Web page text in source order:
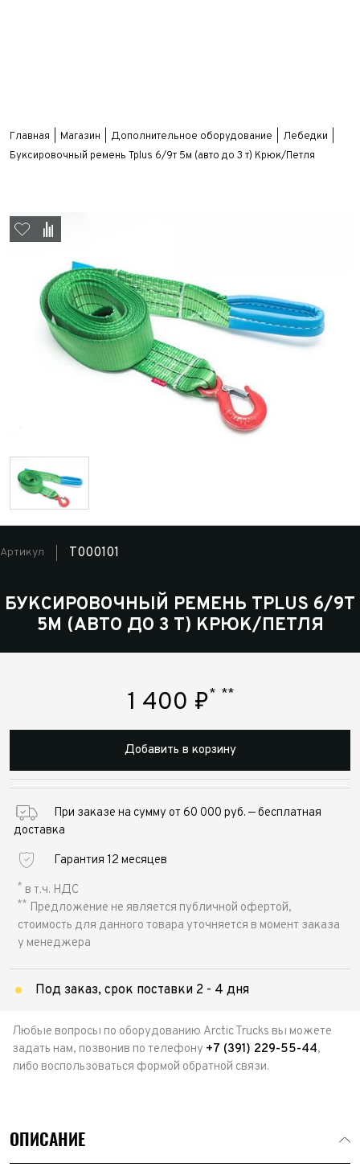
Главная Магазин Дополнительное оборудование
Лебедки
Буксировочный ремень Tplus 6/9т 5м (авто до 3 т) Крюк/Петля
Артикул T000101
БУКСИРОВОЧНЫЙ РЕМЕНЬ TPLUS 6/9Т
5М (АВТО ДО 3 Т) КРЮК/ПЕТЛЯ
1 400 ₽* **
Добавить в корзину
При заказе на сумму от 60 000 руб. — бесплатная
доставка
Гарантия 12 месяцев
* в т.ч. НДС
** Предложение не является публичной офертой,
стоимость для данного товара уточняется в момент заказа
у менеджера
Под заказ, срок поставки 2 - 4 дня
Любые вопросы по оборудованию Arctic Trucks вы можете
задать нам, позвонив по телефону +7 (391) 229-55-44,
либо воспользоваться формой обратной связи.
ОПИСАНИЕ